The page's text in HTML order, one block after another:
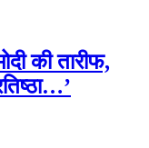
की तारीफ,